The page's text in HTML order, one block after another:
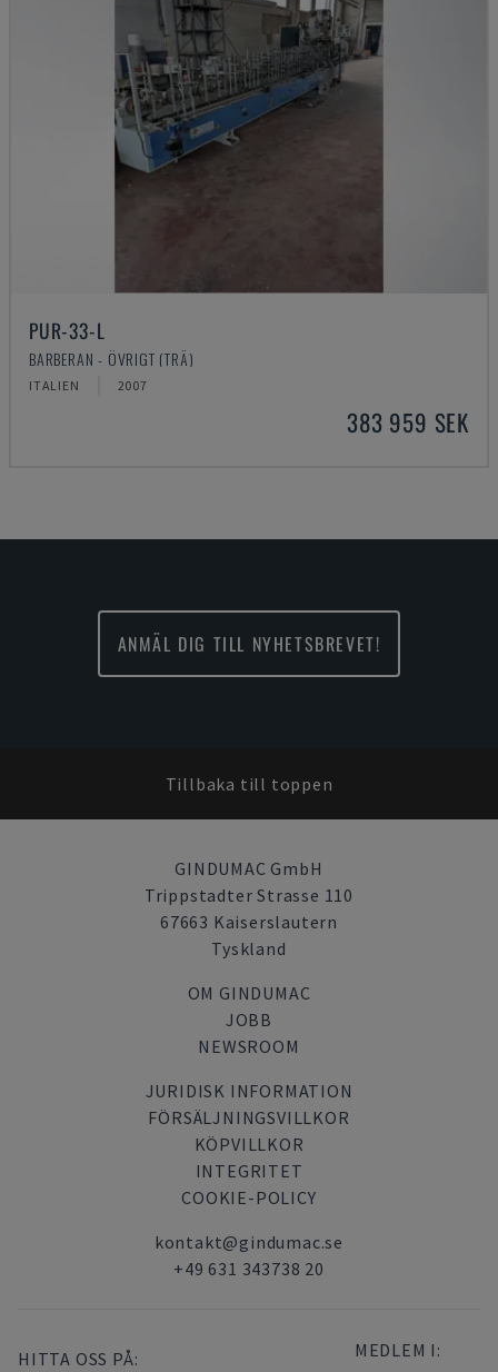
PUR-33-L
BARBERAN - ÖVRIGT (TRÄ)
ITALIEN 2007
383 959 SEK
ANMÄL DIG TILL NYHETSBREVET!
Tillbaka till toppen
GINDUMAC GmbH
Trippstadter Strasse 110
67663 Kaiserslautern
Tyskland
OM GINDUMAC
JOBB
NEWSROOM
JURIDISK INFORMATION
FÖRSÄLJNINGSVILLKOR
KÖPVILLKOR
INTEGRITET
COOKIE-POLICY
kontakt@gindumac.se
+49 631 343738 20
HITTA OSS PÅ: MEDLEM I: